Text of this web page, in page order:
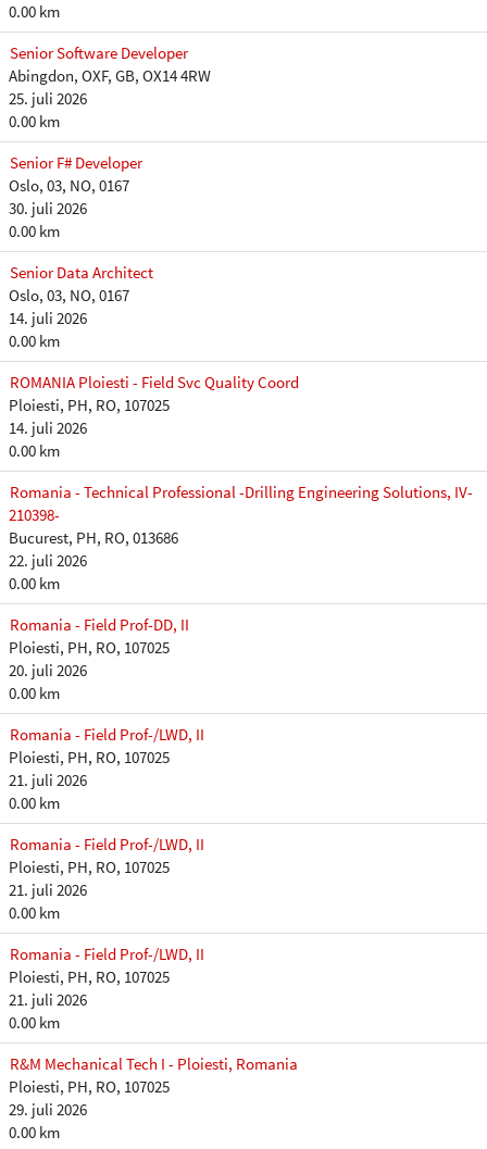
0.00 km
Senior Software Developer
Abingdon, OXF, GB, OX14 4RW
25. juli 2026
0.00 km
Senior F# Developer
Oslo, 03, NO, 0167
30. juli 2026
0.00 km
Senior Data Architect
Oslo, 03, NO, 0167
14. juli 2026
0.00 km
ROMANIA Ploiesti - Field Svc Quality Coord
Ploiesti, PH, RO, 107025
14. juli 2026
0.00 km
Romania - Technical Professional -Drilling Engineering Solutions, IV-
210398-
Bucurest, PH, RO, 013686
22. juli 2026
0.00 km
Romania - Field Prof-DD, II
Ploiesti, PH, RO, 107025
20. juli 2026
0.00 km
Romania - Field Prof-/LWD, II
Ploiesti, PH, RO, 107025
21. juli 2026
0.00 km
Romania - Field Prof-/LWD, II
Ploiesti, PH, RO, 107025
21. juli 2026
0.00 km
Romania - Field Prof-/LWD, II
Ploiesti, PH, RO, 107025
21. juli 2026
0.00 km
R&M Mechanical Tech I - Ploiesti, Romania
Ploiesti, PH, RO, 107025
29. juli 2026
0.00 km